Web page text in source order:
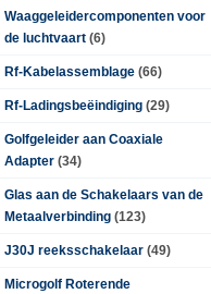
Waaggeleidercomponenten voor
de luchtvaart (6)
Rf-Kabelassemblage (66)
Rf-Ladingsbeëindiging (29)
Golfgeleider aan Coaxiale
Adapter (34)
Glas aan de Schakelaars van de
Metaalverbinding (123)
J30J reeksschakelaar (49)
Microgolf Roterende